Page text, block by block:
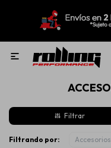

Filtrando por: Accesorios
Nuevo!
Llantas